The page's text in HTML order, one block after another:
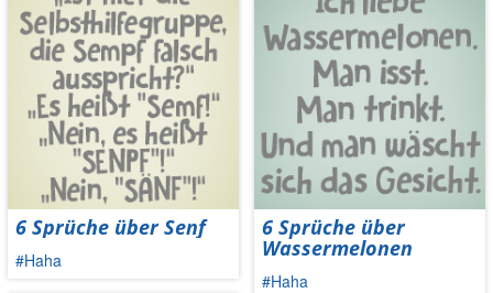
6 Sprüche über Senf
#Haha
6 Sprüche über
Wassermelonen
#Haha